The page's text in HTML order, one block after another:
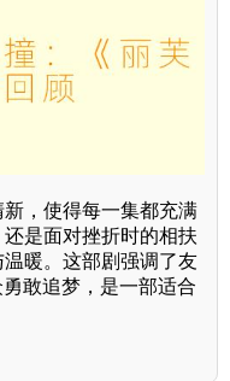
，使得每一集都充满
是面对挫折时的相扶
暖。这部剧强调了友
敢追梦，是一部适合